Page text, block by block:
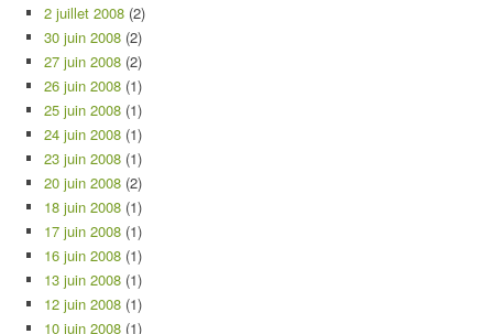
2 juillet 2008 (2)
30 juin 2008 (2)
27 juin 2008 (2)
26 juin 2008 (1)
25 juin 2008 (1)
24 juin 2008 (1)
23 juin 2008 (1)
20 juin 2008 (2)
18 juin 2008 (1)
17 juin 2008 (1)
16 juin 2008 (1)
13 juin 2008 (1)
12 juin 2008 (1)
10 juin 2008 (1)